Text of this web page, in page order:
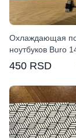
Охлаждающая
ноутбуков Buro
450 RSD